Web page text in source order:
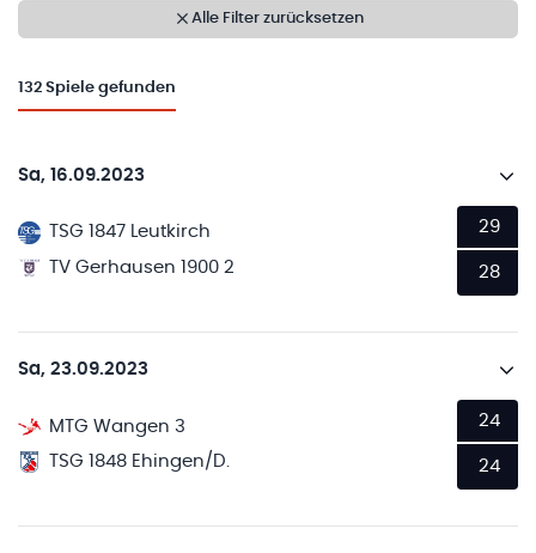
Alle Filter zurücksetzen
132 Spiele gefunden
Sa, 16.09.2023
TSG 1847 Leutkirch
TV Gerhausen 1900 2
29
28
Sa, 23.09.2023
MTG Wangen 3
TSG 1848 Ehingen/D.
24
24